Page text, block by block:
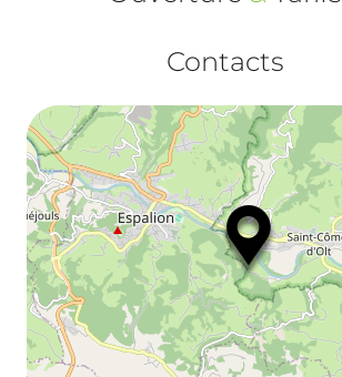
Contacts